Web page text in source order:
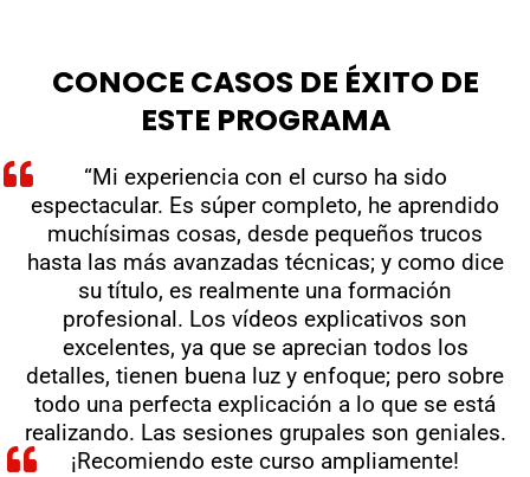
CONOCE CASOS DE ÉXITO DE
ESTE PROGRAMA
“Mi experiencia con el curso ha sido
espectacular. Es súper completo, he aprendido
muchísimas cosas, desde pequeños trucos
hasta las más avanzadas técnicas; y como dice
su título, es realmente una formación
profesional. Los vídeos explicativos son
excelentes, ya que se aprecian todos los
detalles, tienen buena luz y enfoque; pero sobre
todo una perfecta explicación a lo que se está
realizando. Las sesiones grupales son geniales.
¡Recomiendo este curso ampliamente!